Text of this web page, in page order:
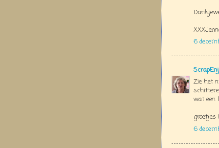
6
Zie het
wat een
groetjes
6